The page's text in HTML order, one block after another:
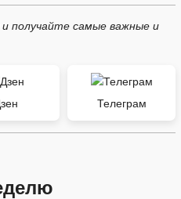
получайте самые важные и
Телеграм